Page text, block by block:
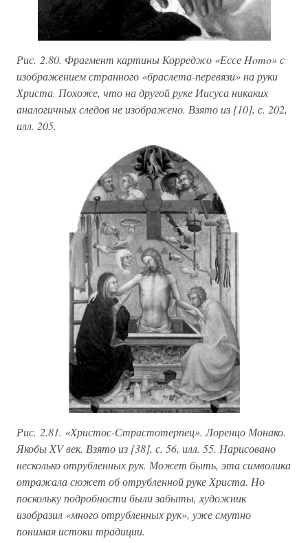
Рис. 2.80. Фрагмент картины Корреджо «Ессе Homo» с
изображением странного «браслета-перевязи» на руки
Христа. Похоже, что на другой руке Иисуса никаких
аналогичных следов не изображено. Взято из [10], с. 202,
илл. 205.
Рис. 2.81. «Христос-Страстотерпец». Лоренцо Монако.
Якобы XV век. Взято из [38], с. 56, илл. 55. Нарисовано
несколько отрубленных рук. Может быть, эта символика
отражала сюжет об отрубленной руке Христа. Но
поскольку подробности были забыты, художник
изобразил «много отрубленных рук», уже смутно
понимая истоки традиции.